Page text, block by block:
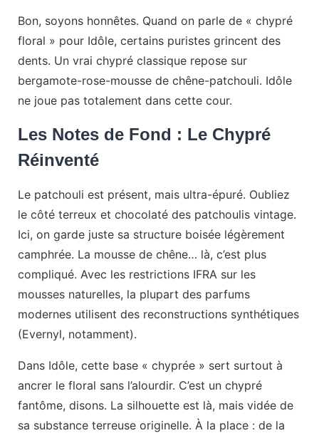
Bon, soyons honnêtes. Quand on parle de « chypré
floral » pour Idôle, certains puristes grincent des
dents. Un vrai chypré classique repose sur
bergamote-rose-mousse de chêne-patchouli. Idôle
ne joue pas totalement dans cette cour.
Les Notes de Fond : Le Chypré
Réinventé
Le patchouli est présent, mais ultra-épuré. Oubliez
le côté terreux et chocolaté des patchoulis vintage.
Ici, on garde juste sa structure boisée légèrement
camphrée. La mousse de chêne… là, c’est plus
compliqué. Avec les restrictions IFRA sur les
mousses naturelles, la plupart des parfums
modernes utilisent des reconstructions synthétiques
(Evernyl, notamment).
Dans Idôle, cette base « chyprée » sert surtout à
ancrer le floral sans l’alourdir. C’est un chypré
fantôme, disons. La silhouette est là, mais vidée de
sa substance terreuse originelle. À la place : de la